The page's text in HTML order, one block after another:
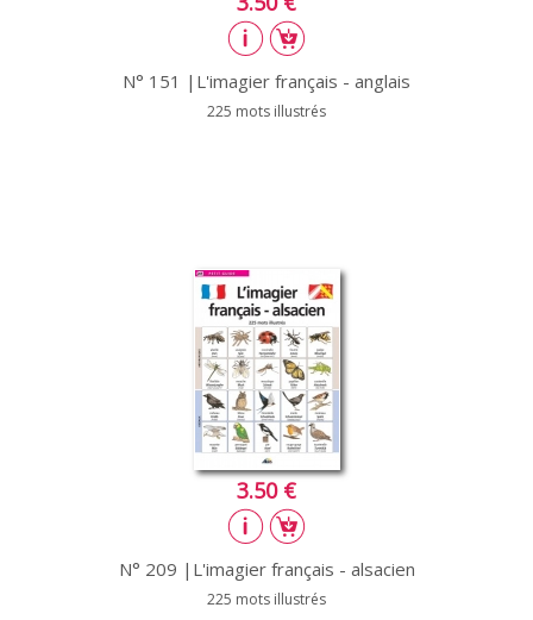
N° 151 |L'imagier français - anglais
225 mots illustrés
3.50 €
N° 209 |L'imagier français - alsacien
225 mots illustrés